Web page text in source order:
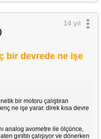
14 yıl
bir devrede ne işe
bir motoru çalıştıran
ne işe yarar. direk kısa devre
analog avometre ile ölçünce,
gırıltılı çalışıyor ve dönerken